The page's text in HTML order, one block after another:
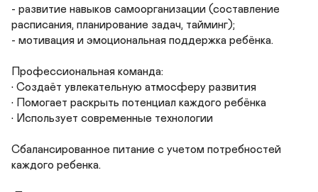
- развитие навыков самоорганизации (составление
расписания, планирование задач, тайминг);
- мотивация и эмоциональная поддержка ребёнка.
Профессиональная команда:
• Создаёт увлекательную атмосферу развития
• Помогает раскрыть потенциал каждого ребёнка
• Использует современные технологии
Сбалансированное питание с учетом потребностей
каждого ребенка.